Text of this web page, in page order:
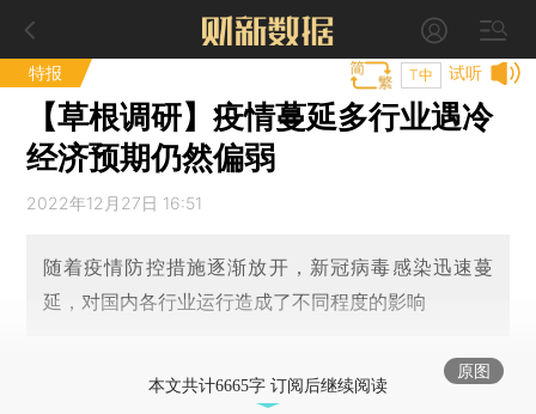
特报 试听
T中
【草根调研】疫情蔓延多行业遇冷
经济预期仍然偏弱
2022年12月27日 16:51
随着疫情防控措施逐渐放开，新冠病毒感染迅速蔓
延，对国内各行业运行造成了不同程度的影响
原图
本文共计6665字 订阅后继续阅读